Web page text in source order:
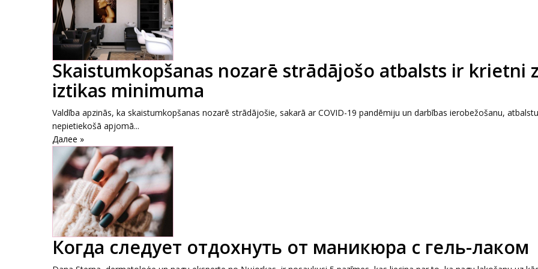
Skaistumkopšanas nozarē strādājošo atbalsts ir krietni
iztikas minimuma
Valdība apzinās, ka skaistumkopšanas nozarē strādājošie, sakarā ar COVID-19 pandēmiju un darbības ierobežošanu,
nepietiekošā apjomā...
Далее »
Когда следует отдохнуть от маникюра с гель-лаком